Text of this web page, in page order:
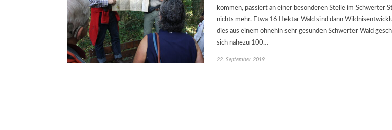
kommen, passiert an einer besonderen Stelle im Schwerter
nichts mehr. Etwa 16 Hektar Wald sind dann
dies aus einem ohnehin sehr gesunden Schwerter Wald
sich nahezu 100…
22. September 2019